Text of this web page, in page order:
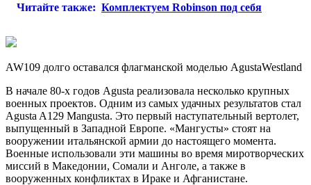
Читайте также: Комплектуем Robinson под себя
AW109 долго оставался флагманской моделью AgustaWestland
В начале 80-х годов Agusta реализовала несколько крупных
военных проектов. Одним из самых удачных результатов стал
Agusta A129 Mangusta. Это первый наступательный вертолет,
выпущенный в Западной Европе. «Мангусты» стоят на
вооружении итальянской армии до настоящего момента.
Военные использовали эти машины во время миротворческих
миссий в Македонии, Сомали и Анголе, а также в
вооруженных конфликтах в Ираке и Афганистане.